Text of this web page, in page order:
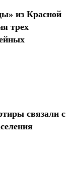
из Красной
трех
связали с